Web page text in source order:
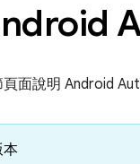
面說明 Android
本